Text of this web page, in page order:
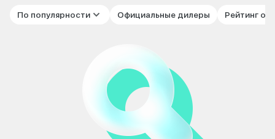
По популярности Официальные дилеры Рейтинг